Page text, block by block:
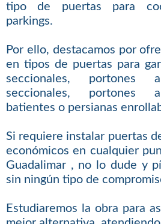
tipo de puertas para
parkings.
Por ello, destacamos por
en tipos de puertas para
seccionales, portones
seccionales, portones
batientes o persianas
Si requiere instalar puertas
económicos en cualquier
Guadalimar , no lo dude y
sin ningún tipo de
Estudiaremos la obra para